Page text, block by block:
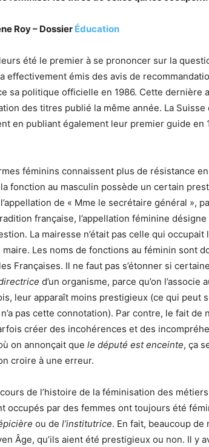
Roy – Dossier Éducation
été le premier à se prononcer sur la
effectivement émis des avis de
sa politique officielle en 1986. Cette dernière
des titres publié la même année. La
en publiant également leur premier guide en
féminins connaissent plus de résistance
fonction au masculin possède un certain
de « Mme le secrétaire général »,
française, l’appellation féminine désigne
La mairesse n’était pas celle qui
maire. Les noms de fonctions au féminin sont
Françaises. Il ne faut pas s’étonner si
d’un organisme, parce qu’on
leur apparaît moins prestigieux (ce qui peut
n’a pas cette connotation). Par contre, le fait de
créer des incohérences et des
on annonçait que le député est enceinte, ça
croire à une erreur.
de l’histoire de la féminisation des
occupés par des femmes ont toujours été
ou de l’institutrice. En fait, beaucoup
Âge, qu’ils aient été prestigieux ou non. Il y